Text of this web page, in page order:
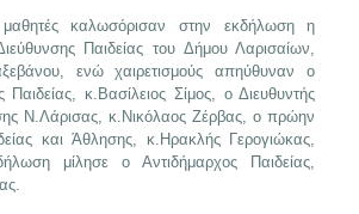
καλωσόρισαν στην εκδήλωση η
Παιδείας του Δήμου Λαρισαίων,
ενώ χαιρετισμούς απηύθυναν ο
Παιδείας, κ.Βασίλειος Σίμος, ο Διευθυντής
Ν.Λάρισας, κ.Νικόλαος Ζέρβας, ο πρώην
και Άθλησης, κ.Ηρακλής Γερογιώκας,
μίλησε ο Αντιδήμαρχος Παιδείας,